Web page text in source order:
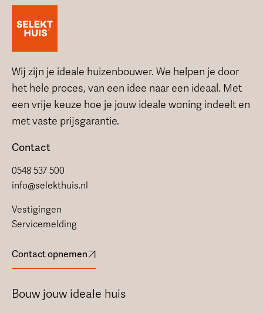
Wij zijn je ideale huizenbouwer. We helpen je door
het hele proces, van een idee naar een ideaal. Met
een vrije keuze hoe je jouw ideale woning indeelt en
met vaste prijsgarantie.
Contact
0548 537 500
info@selekthuis.nl
Vestigingen
Servicemelding
Contact opnemen
Bouw jouw ideale huis